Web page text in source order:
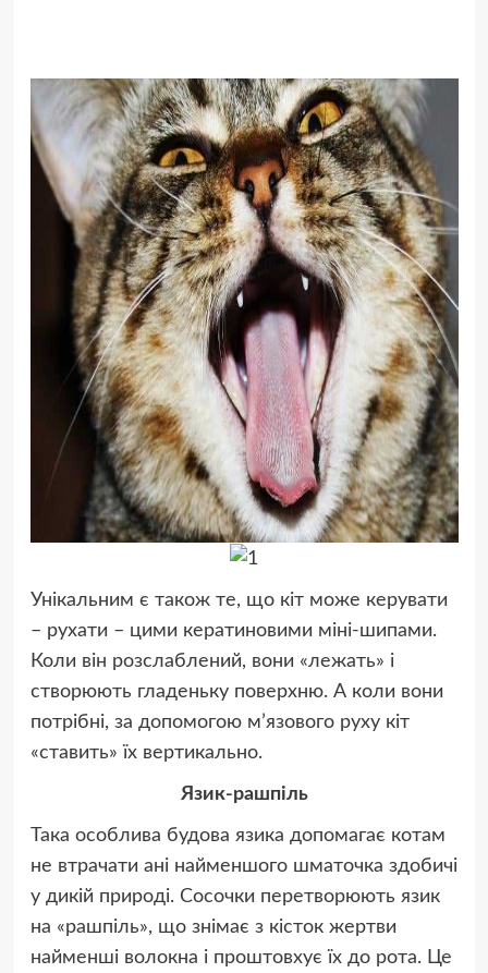
Унікальним є також те, що кіт може керувати
– рухати – цими кератиновими міні-шипами.
Коли він розслаблений, вони «лежать» і
створюють гладеньку поверхню. А коли вони
потрібні, за допомогою м’язового руху кіт
«ставить» їх вертикально.
Язик-рашпіль
Така особлива будова язика допомагає котам
не втрачати ані найменшого шматочка здобичі
у дикій природі. Сосочки перетворюють язик
на «рашпіль», що знімає з кісток жертви
найменші волокна і проштовхує їх до рота. Це